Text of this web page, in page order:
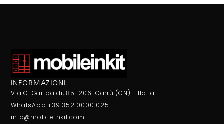
INFORMAZIONI
Via G. Garibaldi, 85 12061 Carrù (CN) - Italia
WhatsApp +39 352 0000 025
info@mobileinkit.com